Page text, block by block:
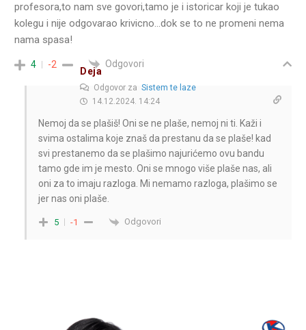
profesora,to nam sve govori,tamo je i istoricar koji je tukao
kolegu i nije odgovarao krivicno…dok se to ne promeni nema
nama spasa!
4 -2 Odgovori
Deja
Odgovor za Sistem te laze
14.12.2024. 14:24
Nemoj da se plašiš! Oni se ne plaše, nemoj ni ti. Kaži i
svima ostalima koje znaš da prestanu da se plaše! kad
svi prestanemo da se plašimo najurićemo ovu bandu
tamo gde im je mesto. Oni se mnogo više plaše nas, ali
oni za to imaju razloga. Mi nemamo razloga, plašimo se
jer nas oni plaše.
5 -1 Odgovori